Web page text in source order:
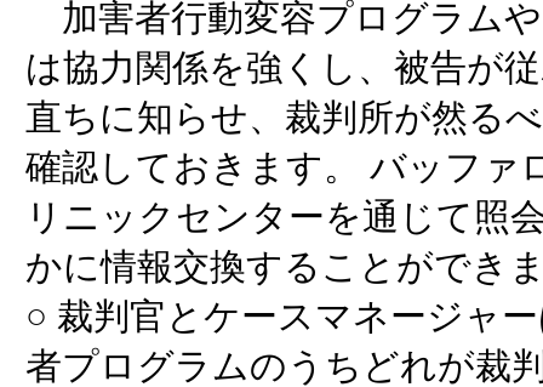
加害者行動変容プログラム
は協力関係を強くし、被告が
直ちに知らせ、裁判所が然る
確認しておきます。 バッファ
リニックセンターを通じて照
かに情報交換することができ
○ 裁判官とケースマネージャ
者プログラムのうちどれが裁